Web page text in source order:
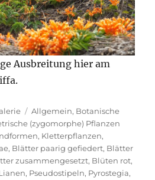
Ausbreitung hier am
Kategorien
Allgemein, Botanische
(zygomorphe) Pflanzen
, Kletterpflanzen,
, Blätter paarig gefiedert, Blätter
zusammengesetzt, Blüten rot,
, Pseudostipeln, Pyrostegia,